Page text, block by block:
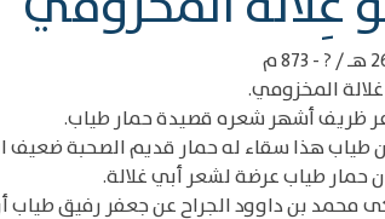
المخزومي.
ظريف أشهر شعره قصيدة حمار طياب.
طياب هذا سقاء له حمار قديم الصحبة ضعيف
حمار طياب عرضة لشعر أبي غلالة.
محمد بن داوود الجراح عن جعفر رفيق طياب